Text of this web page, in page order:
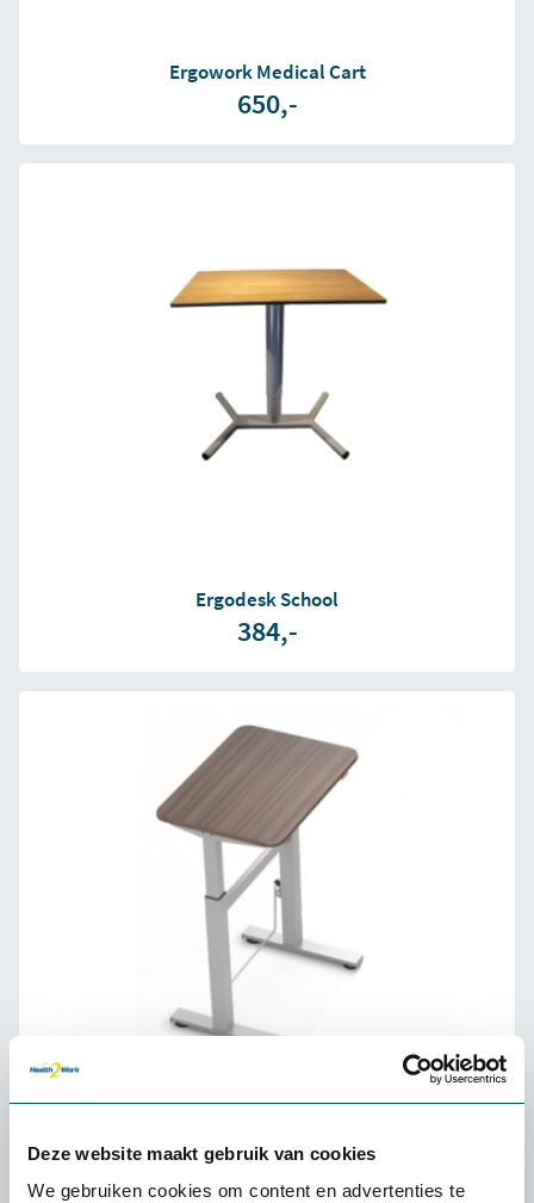
Deze website maakt gebruik van cookies
We gebruiken cookies om content en advertenties te
Ergowork Medical Cart
650,-
Ergodesk School
384,-
389,-